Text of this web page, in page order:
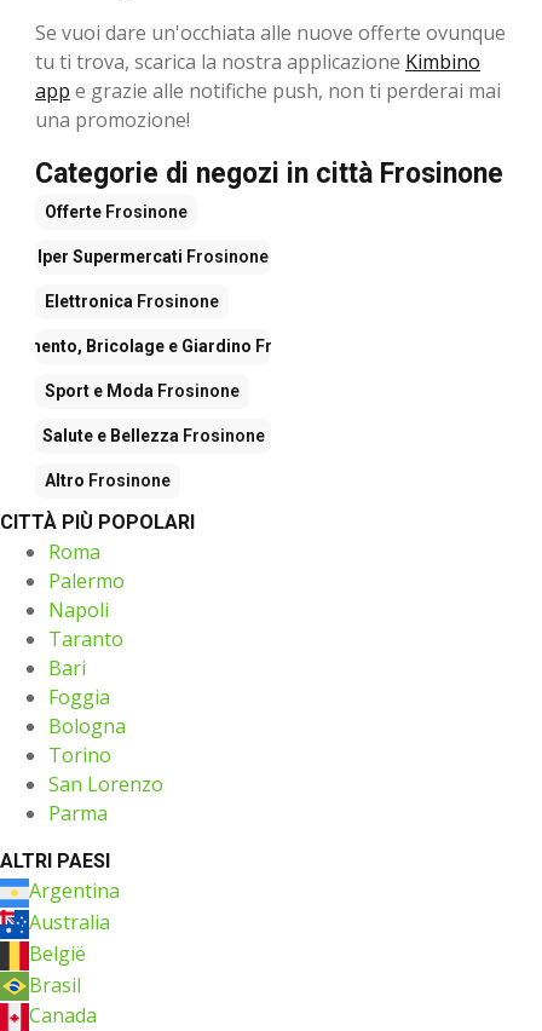
Se vuoi dare un'occhiata alle nuove offerte ovunque
tu ti trova, scarica la nostra applicazione Kimbino
app e grazie alle notifiche push, non ti perderai mai
una promozione!
Categorie di negozi in città Frosinone
Offerte Frosinone
Iper Supermercati Frosinone
Elettronica Frosinone
Bricolage e Giardino Frosinone
Sport e Moda Frosinone
Salute e BellezzaFrosinone
Altro Frosinone
CITTÀ PIÙ POPOLARI
Roma
Palermo
Napoli
Taranto
Bari
Foggia
Bologna
Torino
San Lorenzo
Parma
ALTRI PAESI
Argentina
Australia
België
Brasil
Canada